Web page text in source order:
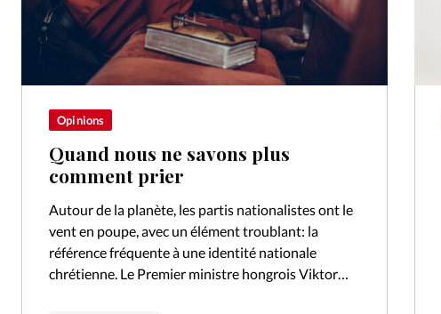
Opinions
Quand nous ne savons plus
comment prier
Autour de la planète, les partis nationalistes ont le
vent en poupe, avec un élément troublant: la
référence fréquente à une identité nationale
chrétienne. Le Premier ministre hongrois Viktor